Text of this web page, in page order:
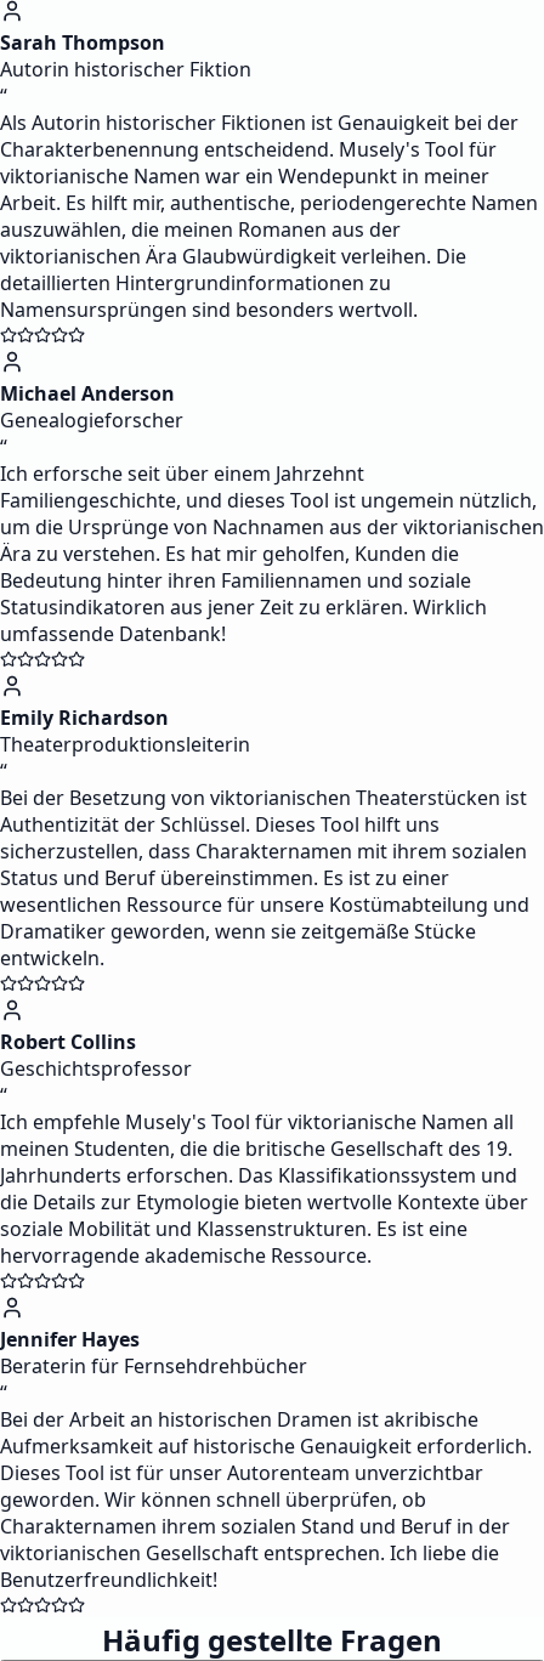
Sarah Thompson
Autorin historischer Fiktion
“
Als Autorin historischer Fiktionen ist Genauigkeit bei der
Charakterbenennung entscheidend. Musely's Tool für
viktorianische Namen war ein Wendepunkt in meiner
Arbeit. Es hilft mir, authentische, periodengerechte Namen
auszuwählen, die meinen Romanen aus der
viktorianischen Ära Glaubwürdigkeit verleihen. Die
detaillierten Hintergrundinformationen zu
Namensursprüngen sind besonders wertvoll.
Michael Anderson
Genealogieforscher
“
Ich erforsche seit über einem Jahrzehnt
Familiengeschichte, und dieses Tool ist ungemein nützlich,
um die Ursprünge von Nachnamen aus der viktorianischen
Ära zu verstehen. Es hat mir geholfen, Kunden die
Bedeutung hinter ihren Familiennamen und soziale
Statusindikatoren aus jener Zeit zu erklären. Wirklich
umfassende Datenbank!
Emily Richardson
Theaterproduktionsleiterin
“
Bei der Besetzung von viktorianischen Theaterstücken ist
Authentizität der Schlüssel. Dieses Tool hilft uns
sicherzustellen, dass Charakternamen mit ihrem sozialen
Status und Beruf übereinstimmen. Es ist zu einer
wesentlichen Ressource für unsere Kostümabteilung und
Dramatiker geworden, wenn sie zeitgemäße Stücke
entwickeln.
Robert Collins
Geschichtsprofessor
“
Ich empfehle Musely's Tool für viktorianische Namen all
meinen Studenten, die die britische Gesellschaft des 19.
Jahrhunderts erforschen. Das Klassifikationssystem und
die Details zur Etymologie bieten wertvolle Kontexte über
soziale Mobilität und Klassenstrukturen. Es ist eine
hervorragende akademische Ressource.
Jennifer Hayes
Beraterin für Fernsehdrehbücher
“
Bei der Arbeit an historischen Dramen ist akribische
Aufmerksamkeit auf historische Genauigkeit erforderlich.
Dieses Tool ist für unser Autorenteam unverzichtbar
geworden. Wir können schnell überprüfen, ob
Charakternamen ihrem sozialen Stand und Beruf in der
viktorianischen Gesellschaft entsprechen. Ich liebe die
Benutzerfreundlichkeit!
Häufig gestellte Fragen